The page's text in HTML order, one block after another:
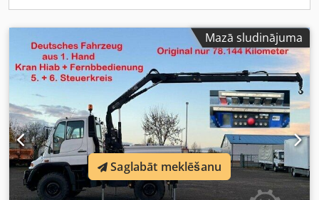
Mazā sludinājuma
Saglabāt meklēšanu